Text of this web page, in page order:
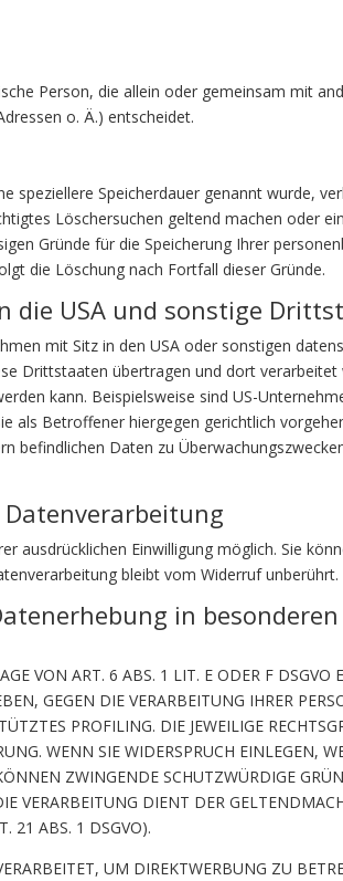
Person, die allein oder gemeinsam mit
o. Ä.) entscheidet.
speziellere Speicherdauer genannt wurde,
Löschersuchen geltend machen oder
Gründe für die Speicherung Ihrer
die Löschung nach Fortfall dieser Gründe.
die USA und sonstige
mit Sitz in den USA oder sonstigen
Drittstaaten übertragen und dort
kann. Beispielsweise sind US-
als Betroffener hiergegen gerichtlich
befindlichen Daten zu
ausdrücklichen Einwilligung möglich. Sie
bleibt vom Widerruf unberührt.
in
VON ART. 6 ABS. 1 LIT. E ODER F DSGVO
GEGEN DIE VERARBEITUNG IHRER
PROFILING. DIE JEWEILIGE
WENN SIE WIDERSPRUCH EINLEGEN,
ZWINGENDE SCHUTZWÜRDIGE
VERARBEITUNG DIENT DER
21 ABS. 1 DSGVO).
UM DIREKTWERBUNG ZU